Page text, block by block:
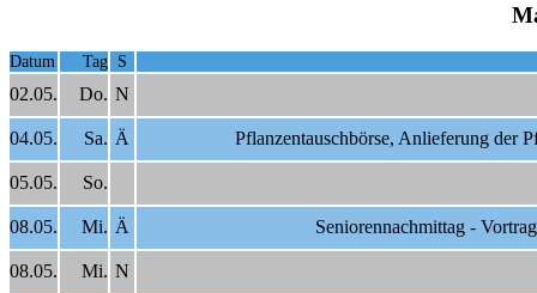
Datum Tag S
02.05. Do. N
04.05. Sa. Ä Pflanzentauschbörse, Anlieferung der
05.05. So.
08.05. Mi. Ä Seniorennachmittag -
08.05. Mi. N